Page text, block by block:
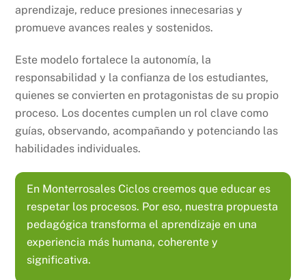
aprendizaje, reduce presiones innecesarias y
promueve avances reales y sostenidos.
Este modelo fortalece la autonomía, la
responsabilidad y la confianza de los estudiantes,
quienes se convierten en protagonistas de su propio
proceso. Los docentes cumplen un rol clave como
guías, observando, acompañando y potenciando las
habilidades individuales.
En Monterrosales Ciclos creemos que educar es
respetar los procesos. Por eso, nuestra propuesta
pedagógica transforma el aprendizaje en una
experiencia más humana, coherente y
significativa.